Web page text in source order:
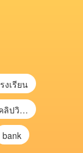
งเรียน
ฉันขอวิธีประกอบมุ้ง คลิปวิดีโอ การประกอบมุ้ง
bank